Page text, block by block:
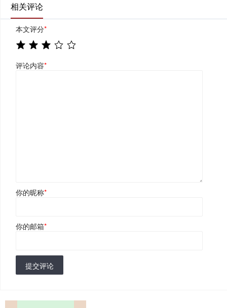
相关评论
本文评分*
评论内容*
你的昵称*
你的邮箱*
提交评论